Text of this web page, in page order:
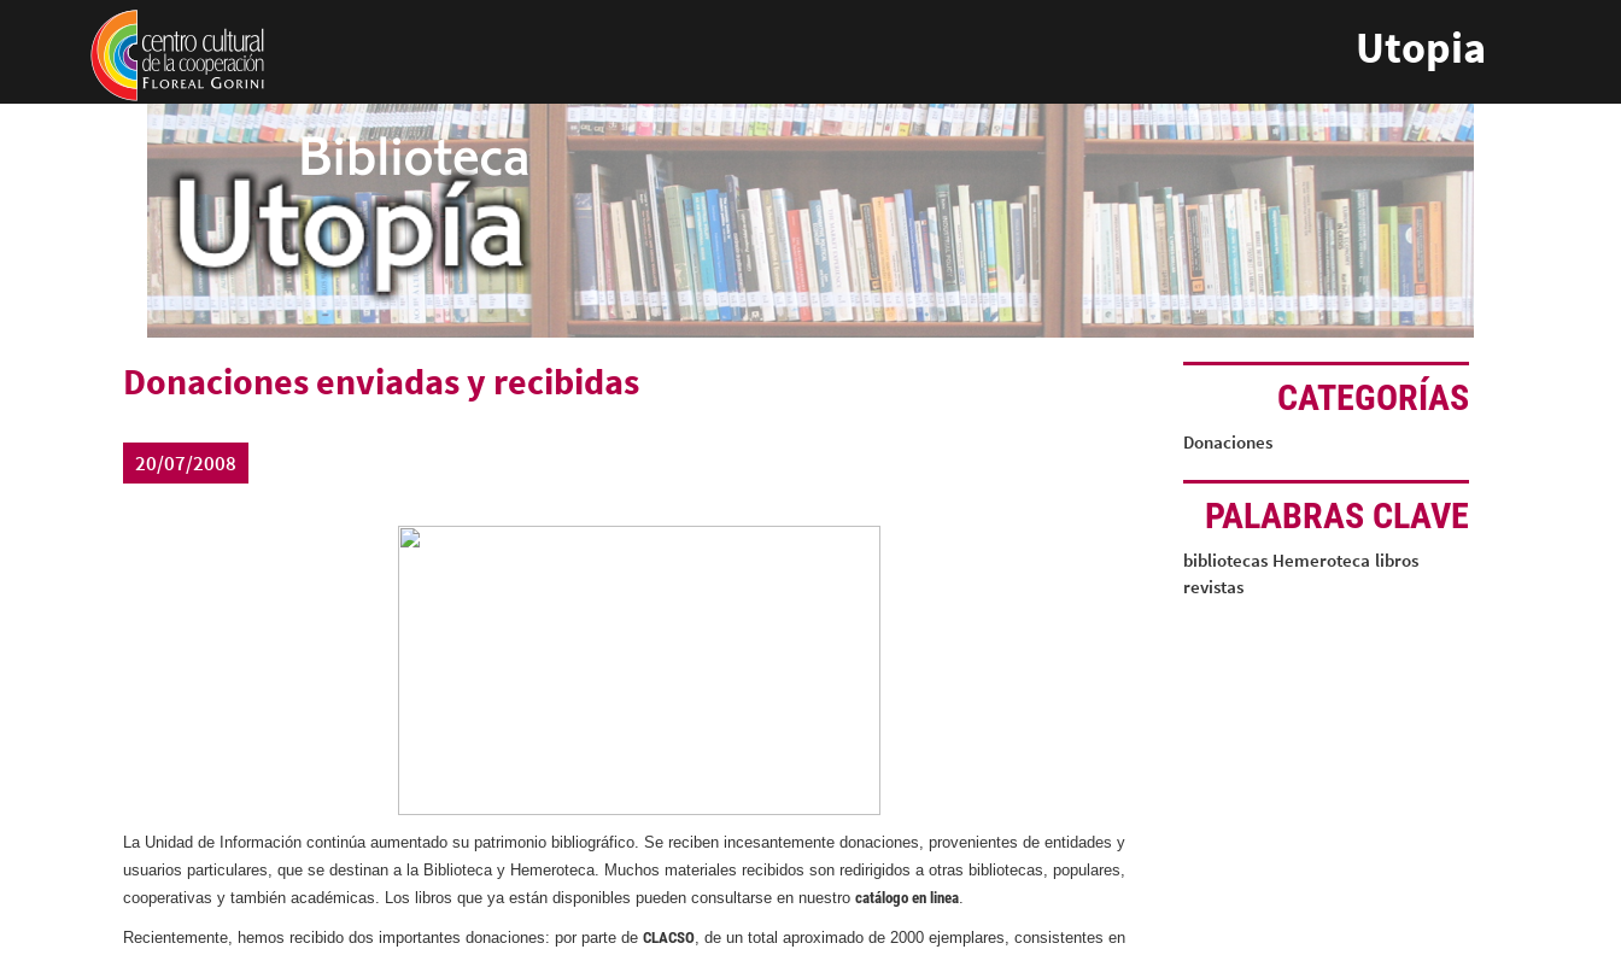
Pasar al contenido principal
Utopia
Donaciones enviadas y recibidas
20/07/2008
La Unidad de Información continúa aumentado su patrimonio bibliográfico. Se reciben incesantemente donaciones, provenientes de entidades y
usuarios particulares, que se destinan a la Biblioteca y Hemeroteca. Muchos materiales recibidos son redirigidos a otras bibliotecas, populares,
cooperativas y también académicas. Los libros que ya están disponibles pueden consultarse en nuestro catálogo en linea.
Recientemente, hemos recibido dos importantes donaciones: por parte de CLACSO, de un total aproximado de 2000 ejemplares, consistentes en
CATEGORÍAS
Donaciones
PALABRAS CLAVE
bibliotecas Hemeroteca libros
revistas